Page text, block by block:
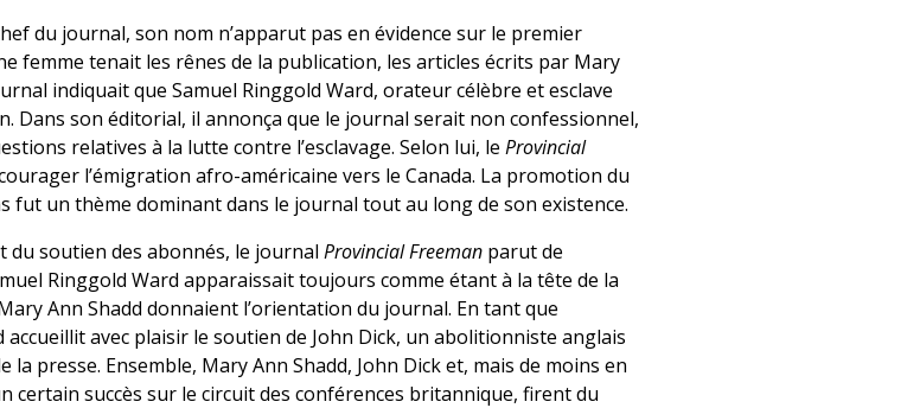
du journal, son nom n’apparut pas en évidence sur le premier
femme tenait les rênes de la publication, les articles écrits par Mary
indiquait que Samuel Ringgold Ward, orateur célèbre et esclave
Dans son éditorial, il annonça que le journal serait non confessionnel,
relatives à la lutte contre l’esclavage. Selon lui, le Provincial
l’émigration afro-américaine vers le Canada. La promotion du
fut un thème dominant dans le journal tout au long de son existence.
du soutien des abonnés, le journal Provincial Freeman parut de
Ringgold Ward apparaissait toujours comme étant à la tête de la
Ann Shadd donnaient l’orientation du journal. En tant que
accueillit avec plaisir le soutien de John Dick, un abolitionniste anglais
presse. Ensemble, Mary Ann Shadd, John Dick et, mais de moins en
certain succès sur le circuit des conférences britannique, firent du